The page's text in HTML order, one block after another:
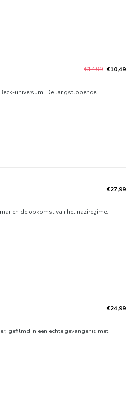
€14,99 €10,49
universum. De langstlopende
€27,99
en de opkomst van het naziregime.
€24,99
gefilmd in een echte gevangenis met